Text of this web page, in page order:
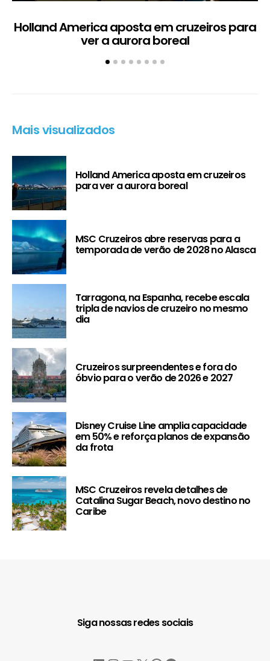
Holland America aposta em cruzeiros para
ver a aurora boreal
Mais visualizados
Holland America aposta em cruzeiros
para ver a aurora boreal
MSC Cruzeiros abre reservas para a
temporada de verão de 2028 no Alasca
Tarragona, na Espanha, recebe escala
tripla de navios de cruzeiro no mesmo
dia
Cruzeiros surpreendentes e fora do
óbvio para o verão de 2026 e 2027
Disney Cruise Line amplia capacidade
em 50% e reforça planos de expansão
da frota
MSC Cruzeiros revela detalhes de
Catalina Sugar Beach, novo destino no
Caribe
Siga nossas redes sociais